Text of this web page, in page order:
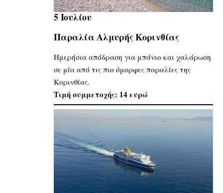
5 Ιουλίου
Παραλία Αλμυρής Κορινθίας
Ημερήσια απόδραση για μπάνιο και χαλάρωση
σε μία από τις πιο όμορφες παραλίες της
Κορινθίας.
Τιμή συμμετοχής: 14 ευρώ